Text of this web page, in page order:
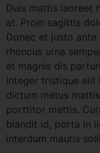
Duis mattis laoreet
at. Proin sagittis
Donec et justo
rhoncus urna
et magnis dis
Integer tristique elit
dictum metus
porttitor mattis.
blandit id, porta in
interdum mauris